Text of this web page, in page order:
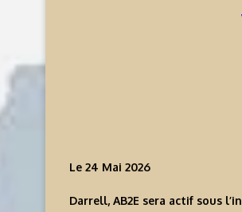
Le 24 Mai 2026
Darrell, AB2E sera actif sous